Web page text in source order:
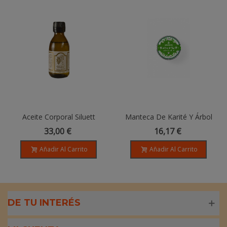
Aceite Corporal Siluett
Femme - 150ml
33,00 €
Añadir Al Carrito
Manteca De Karité Y Árbol
Del Té - 100 Gr
16,17 €
Añadir Al Carrito
DE TU INTERÉS